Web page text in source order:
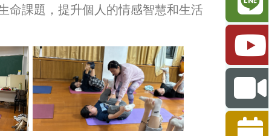
命課題，提升個人的情感智慧和生活